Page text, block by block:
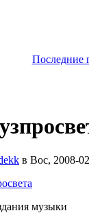
Последние
в Вос, 2008-
музыки